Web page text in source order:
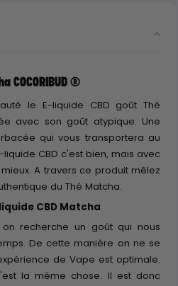
COCORIBUD ®
le E-liquide CBD goût Thé
avec son goût atypique. Une
qui vous transportera au
liquide CBD c'est bien, mais avec
A travers ce produit mêlez
du Thé Matcha.
CBD Matcha
recherche un goût qui nous
De cette manière on ne se
de Vape est optimale.
la même chose. Il est donc